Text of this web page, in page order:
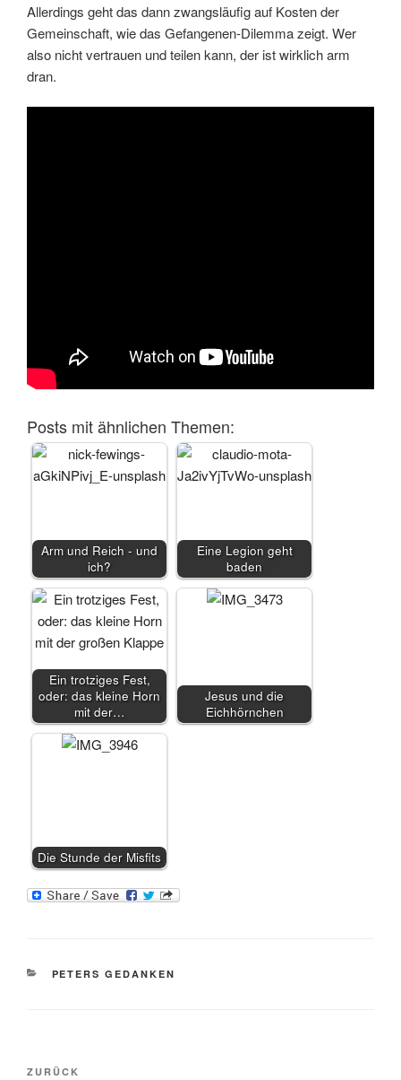
Allerdings geht das dann zwangsläufig auf Kosten der
Gemeinschaft, wie das Gefangenen-Dilemma zeigt. Wer
also nicht vertrauen und teilen kann, der ist wirklich arm
dran.
Posts mit ähnlichen Themen:
Arm und Reich - und
ich?
Eine Legion geht
baden
Ein trotziges Fest,
oder: das kleine Horn
mit der…
Jesus und die
Eichhörnchen
Die Stunde der Misfits
KATEGORIEN
PETERS GEDANKEN
Beitragsnavigation
Vorheriger
ZURÜCK